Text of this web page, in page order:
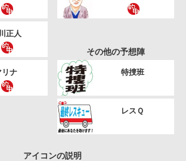
正人
リナ
その他の予想陣
特捜班
レスＱ
アイコンの説明